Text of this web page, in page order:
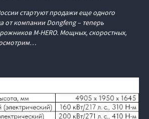
стартуют продажи еще одного
от компании Dongfeng – теперь
M‑HERO. Мощных, скоростных,